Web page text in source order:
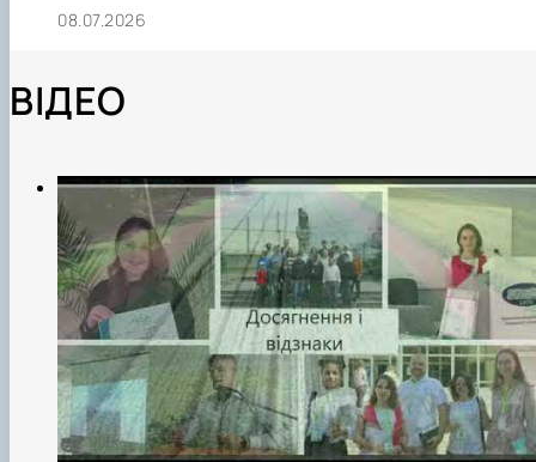
08.07.2026
ВІДЕО